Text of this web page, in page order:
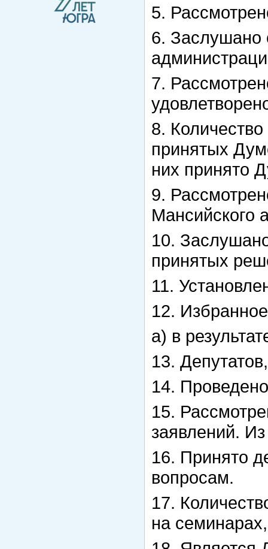
5.
6. Заслушано
7.
8.
принятых
них принято
9.
Мансийского
10.
принятых
11.
12.
а) в
13.
14.
15.
заявлений.
16. Принято
вопросам.
17.
на